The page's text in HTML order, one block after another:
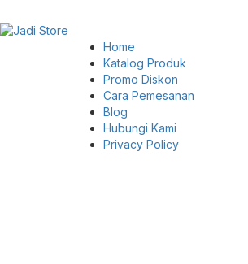
Home
Katalog Produk
Promo Diskon
Cara Pemesanan
Blog
Hubungi Kami
Privacy Policy